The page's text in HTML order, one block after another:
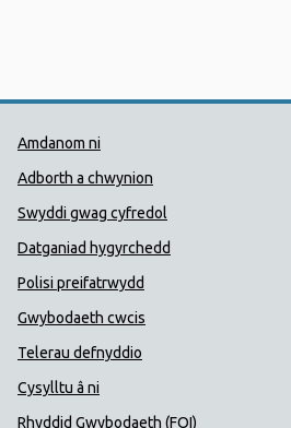
Dolenni Cymorth
Amdanom ni
Adborth a chwynion
Swyddi gwag cyfredol
Datganiad hygyrchedd
Polisi preifatrwydd
Gwybodaeth cwcis
Telerau defnyddio
Cysylltu â ni
Rhyddid Gwybodaeth (FOI)